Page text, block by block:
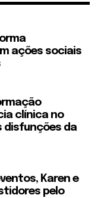
ações sociais
clínica no
disfunções da
Karen e
pelo